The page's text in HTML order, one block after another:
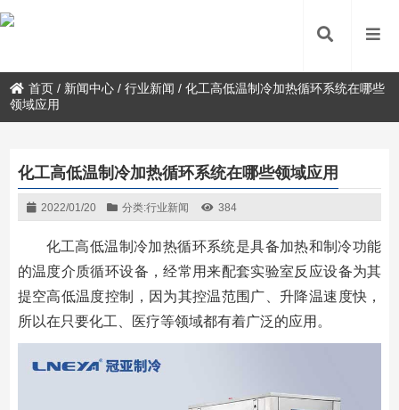
首页 / 新闻中心 /行业新闻 /化工高低温制冷加热循环系统在哪些
领域应用
化工高低温制冷加热循环系统在哪些领域应用
2022/01/20 分类:行业新闻 384
化工高低温制冷加热循环系统是具备加热和制冷功能
的温度介质循环设备，经常用来配套实验室反应设备为其
提空高低温度控制，因为其控温范围广、升降温速度快，
所以在只要化工、医疗等领域都有着广泛的应用。